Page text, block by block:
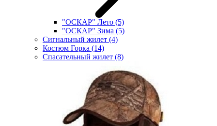
"ОСКАР" Лето (5)
"ОСКАР" Зима (5)
Сигнальный жилет (4)
Костюм Горка (14)
Спасательный жилет (8)